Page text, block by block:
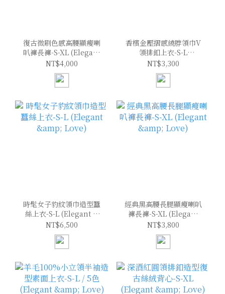
復古微刷色感高腰顯瘦喇
叭褲長褲-S-XL (Elegant
& Love)
NT$4,000
香檳金壓摺感繞脖領巾V
領排釦上衣-S-L
(Elegant & Love)
NT$3,300
時髦女子豹紋領巾造型蠶
絲上衣-S-L (Elegant &
Love)
NT$6,500
經典黑高腰長腿顯瘦喇叭
褲長褲-S-XL (Elegant
& Love)
NT$3,800